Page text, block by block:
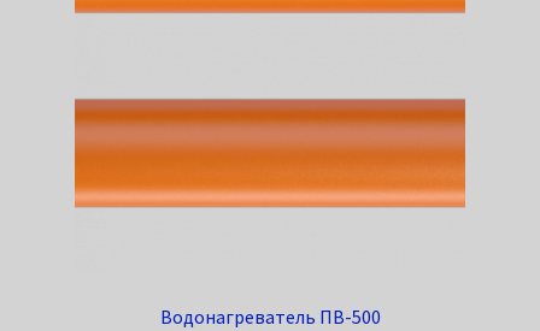
Водонагреватель ПВ-500